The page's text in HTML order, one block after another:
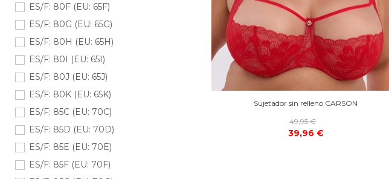
ES/F: 80F (EU: 65F)
ES/F: 80G (EU: 65G)
ES/F: 80H (EU: 65H)
ES/F: 80I (EU: 65I)
ES/F: 80J (EU: 65J)
ES/F: 80K (EU: 65K)
ES/F: 85C (EU: 70C)
ES/F: 85D (EU: 70D)
ES/F: 85E (EU: 70E)
ES/F: 85F (EU: 70F)
Sujetador sin relleno CARSON
49,95 €
39,96 €